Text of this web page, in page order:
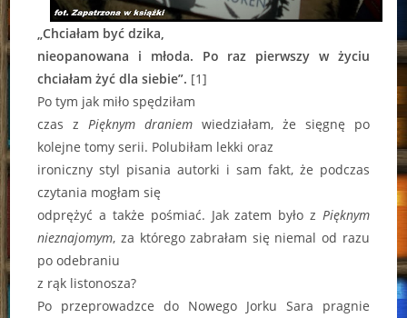
„Chciałam być dzika,
nieopanowana i młoda. Po raz pierwszy w życiu
chciałam żyć dla siebie”. [1]
Po tym jak miło spędziłam
czas zPięknym draniem wiedziałam, że sięgnę po
kolejne tomy serii. Polubiłam lekki oraz
ironiczny styl pisania autorki i sam fakt, że podczas
czytania mogłam się
odprężyć a także pośmiać. Jak zatem było z Pięknym
nieznajomym, za którego zabrałam się niemal od razu
po odebraniu
z rąk listonosza?
Po przeprowadzce do Nowego Jorku Sara pragnie